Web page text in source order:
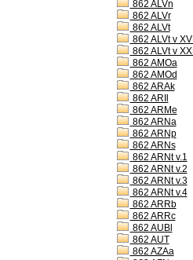
862 ALVn
862 ALVr
862 ALVt
862 ALVt v XVII
862 ALVt v XXI
862 AMOa
862 AMOd
862 ARAk
862 ARIl
862 ARMe
862 ARNa
862 ARNp
862 ARNs
862 ARNt v.1
862 ARNt v.2
862 ARNt v.3
862 ARNt v.4
862 ARRb
862 ARRc
862 AUBl
862 AUT
862 AZAa